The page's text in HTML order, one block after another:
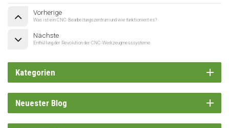
Vorherige
Was ist ein CNC-Bearbeitungszentrum und wie funktioniert es?
Nächste
Enthüllung der Revolution der CNC-Werkzeugmesssysteme
Kategorien
Neuester Blog